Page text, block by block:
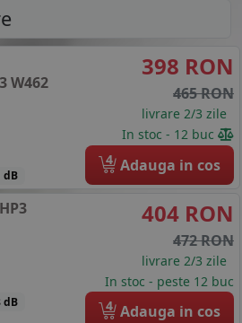
W462
dB
398 RON
465 RON
livrare 2/3 zile
In stoc - 12 buc
4 Adauga in cos
dB
404 RON
472 RON
livrare 2/3 zile
In stoc - peste 12 buc
4 Adauga in cos